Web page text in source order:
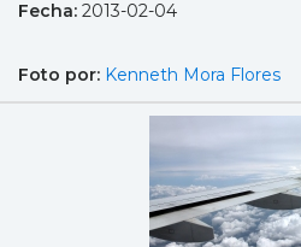
Fecha: 2013-02-04
Foto por: Kenneth Mora Flores